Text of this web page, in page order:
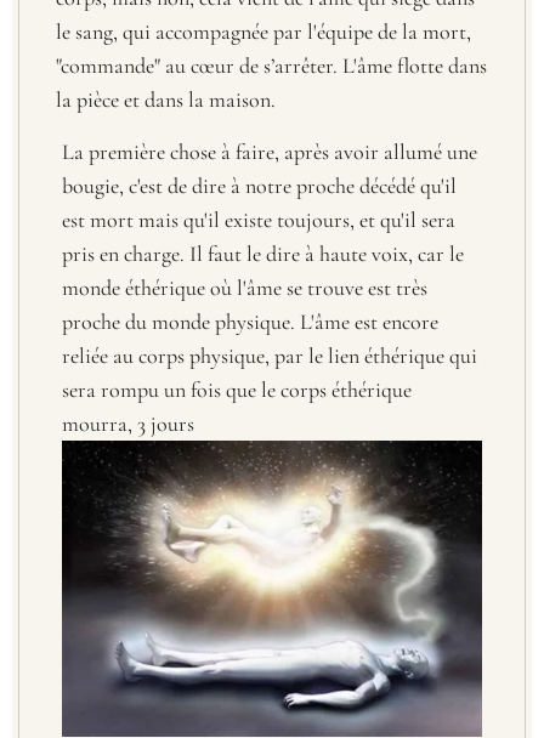
le sang, qui accompagnée par l'équipe de la mort,
"commande" au cœur de s’arrêter. L'âme flotte dans
la pièce et dans la maison.
La première chose à faire, après avoir allumé une
bougie, c'est de dire à notre proche décédé qu'il
est mort mais qu'il existe toujours, et qu'il sera
pris en charge. Il faut le dire à haute voix, car le
monde éthérique où l'âme se trouve est très
proche du monde physique. L'âme est encore
reliée au corps physique, par le lien éthérique qui
sera rompu un fois que le corps éthérique
mourra, 3 jours